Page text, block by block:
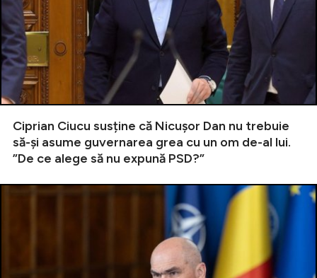
Ciprian Ciucu susține că Nicușor Dan nu trebuie
să-și asume guvernarea grea cu un om de-al lui.
”De ce alege să nu expună PSD?”